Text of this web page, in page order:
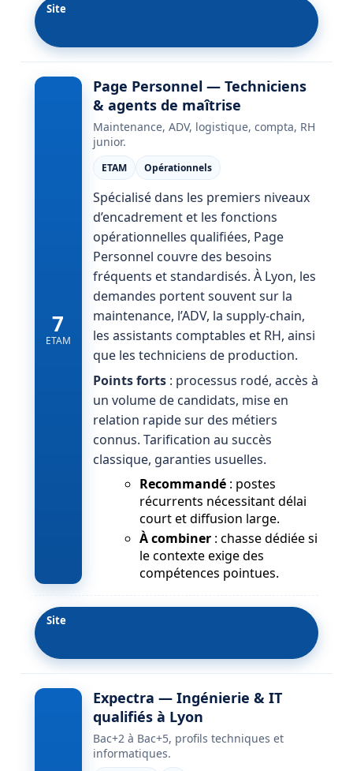
Site
7
ETAM
Page Personnel — Techniciens
& agents de maîtrise
Maintenance, ADV, logistique, compta, RH
junior.
ETAM Opérationnels
Spécialisé dans les premiers niveaux
d’encadrement et les fonctions
opérationnelles qualifiées, Page
Personnel couvre des besoins
fréquents et standardisés. À Lyon, les
demandes portent souvent sur la
maintenance, l’ADV, la supply-chain,
les assistants comptables et RH, ainsi
que les techniciens de production.
Points forts: processus rodé, accès à
un volume de candidats, mise en
relation rapide sur des métiers
connus. Tarification au succès
classique, garanties usuelles.
Recommandé : postes
récurrents nécessitant délai
court et diffusion large.
À combiner : chasse dédiée si
le contexte exige des
compétences pointues.
Site
Expectra — Ingénierie & IT
qualifiés à Lyon
Bac+2 à Bac+5, profils techniques et
informatiques.